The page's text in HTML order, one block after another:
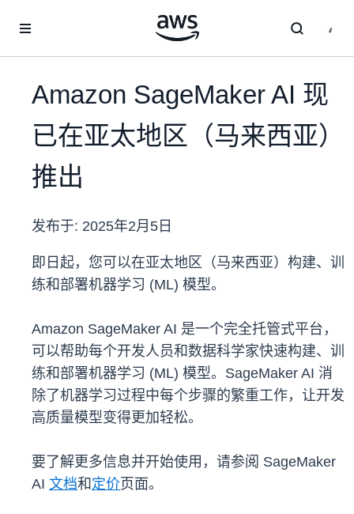
Amazon SageMaker AI 现
已在亚太地区（马来西亚）
推出
发布于: 2025年2月5日
即日起，您可以在亚太地区（马来西亚）构建、训
练和部署机器学习 (ML) 模型。
Amazon SageMaker AI 是一个完全托管式平台，
可以帮助每个开发人员和数据科学家快速构建、训
练和部署机器学习 (ML) 模型。SageMaker AI 消
除了机器学习过程中每个步骤的繁重工作，让开发
高质量模型变得更加轻松。
要了解更多信息并开始使用，请参阅 SageMaker
AI 文档和 定价页面。